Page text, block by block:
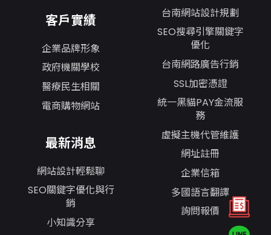
客戶實績
企業品牌形象
政府機關學校
醫療民生相關
電商購物網站
最新消息
網站設計輕鬆聊
SEO關鍵字優化與行
銷
小知識分享
台南網站設計規劃
SEO搜尋引擎關鍵字
優化
台南網路廣告行銷
SSL加密憑證
統一黑貓PAY金流服
務
虛擬主機代管維護
網址註冊
企業信箱
多國語言翻譯
詢問報價